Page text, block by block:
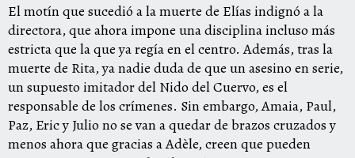
El motín que sucedió a la muerte de Elías indignó a la
directora, que ahora impone una disciplina incluso más
estricta que la que ya regía en el centro. Además, tras la
muerte de Rita, ya nadie duda de que un asesino en serie,
un supuesto imitador del Nido del Cuervo, es el
responsable de los crímenes. Sin embargo, Amaia, Paul,
Paz, Eric y Julio no se van a quedar de brazos cruzados y
menos ahora que gracias a Adèle, creen que pueden